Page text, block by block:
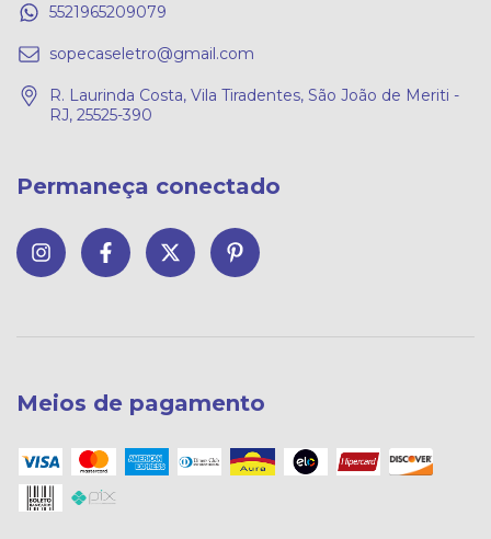
5521965209079
sopecaseletro@gmail.com
R. Laurinda Costa, Vila Tiradentes, São João de Meriti -
RJ, 25525-390
Permaneça conectado
Meios de pagamento